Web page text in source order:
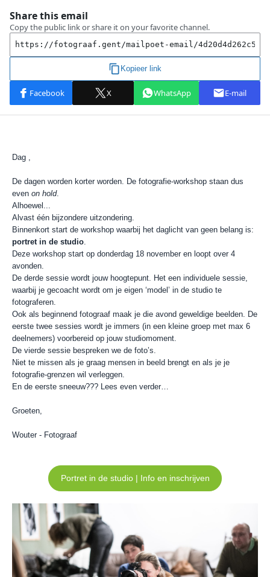
Dag ,
De dagen worden korter worden. De fotografie-workshop staan dus
even on hold.
Alhoewel...
Alvast één bijzondere uitzondering.
Binnenkort start de workshop waarbij het daglicht van geen belang is:
portret in de studio.
Deze workshop start op donderdag 18 november en loopt over 4
avonden.
De derde sessie wordt jouw hoogtepunt. Het een individuele sessie,
waarbij je gecoacht wordt om je eigen ‘model’ in de studio te
fotograferen.
Ook als beginnend fotograaf maak je die avond geweldige beelden. De
eerste twee sessies wordt je immers (in een kleine groep met max 6
deelnemers) voorbereid op jouw studiomoment.
De vierde sessie bespreken we de foto’s.
Niet te missen als je graag mensen in beeld brengt en als je je
fotografie-grenzen wil verleggen.
En de eerste sneeuw??? Lees even verder…
Groeten,
Wouter - Fotograaf
Portret in de studio | Info en inschrijven